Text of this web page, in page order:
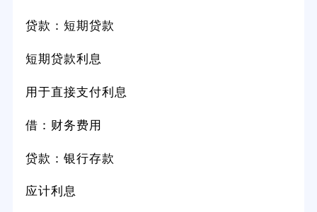
贷款：短期贷款
短期贷款利息
用于直接支付利息
借：财务费用
贷款：银行存款
应计利息